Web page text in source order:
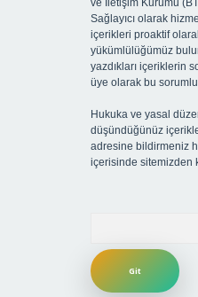
ve İletişim Kurumu
Sağlayıcı olarak
içerikleri proaktif
yükümlülüğümüz
yazdıkları içeriklerin
üye olarak bu
Hukuka ve yasal
düşündüğünüz
adresine bildirmeniz
içerisinde sitemizden